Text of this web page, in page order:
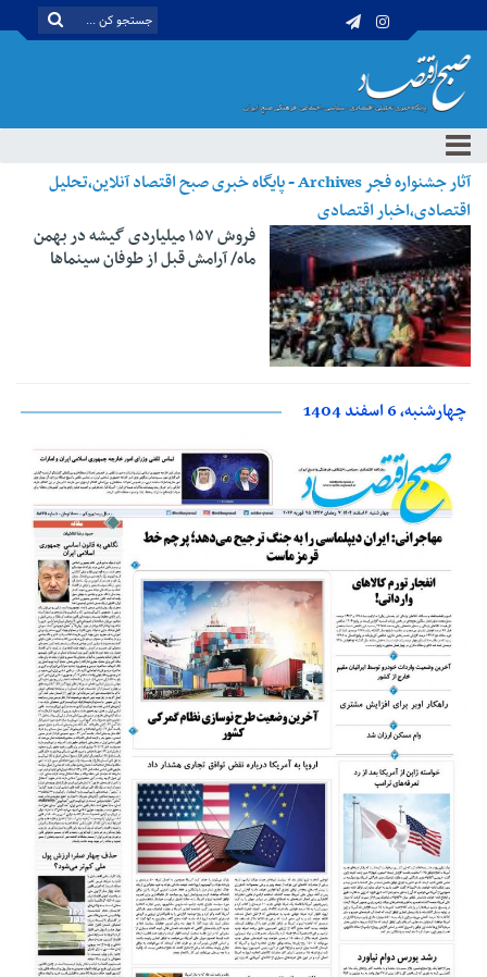
آثار جشنواره فجر Archives - پایگاه خبری صبح اقتصاد آنلاین،تحلیل
اقتصادی،اخبار اقتصادی
فروش ۱۵۷ میلیاردی گیشه در بهمن
ماه/ آرامش قبل از طوفان سینماها
چهارشنبه، 6 اسفند 1404